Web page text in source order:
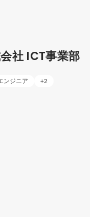
社 ICT事業部
ンジニア +2